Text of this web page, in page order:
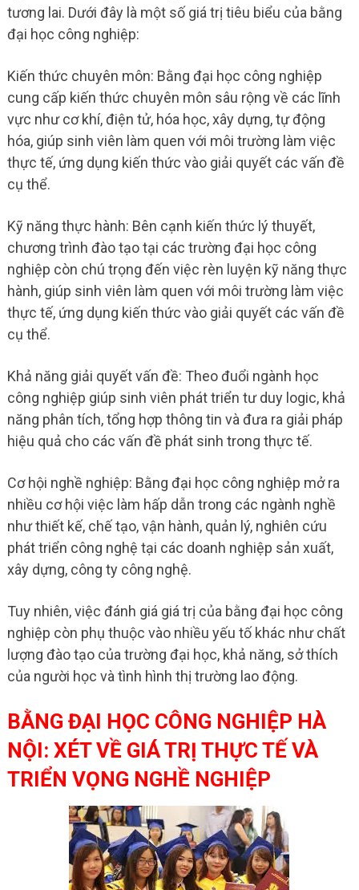
tương lai. Dưới đây là một số giá trị tiêu biểu của bằng
đại học công nghiệp:
Kiến thức chuyên môn: Bằng đại học công nghiệp
cung cấp kiến thức chuyên môn sâu rộng về các lĩnh
vực như cơ khí, điện tử, hóa học, xây dựng, tự động
hóa, giúp sinh viên làm quen với môi trường làm việc
thực tế, ứng dụng kiến thức vào giải quyết các vấn đề
cụ thể.
Kỹ năng thực hành: Bên cạnh kiến thức lý thuyết,
chương trình đào tạo tại các trường đại học công
nghiệp còn chú trọng đến việc rèn luyện kỹ năng thực
hành, giúp sinh viên làm quen với môi trường làm việc
thực tế, ứng dụng kiến thức vào giải quyết các vấn đề
cụ thể.
Khả năng giải quyết vấn đề: Theo đuổi ngành học
công nghiệp giúp sinh viên phát triển tư duy logic, khả
năng phân tích, tổng hợp thông tin và đưa ra giải pháp
hiệu quả cho các vấn đề phát sinh trong thực tế.
Cơ hội nghề nghiệp: Bằng đại học công nghiệp mở ra
nhiều cơ hội việc làm hấp dẫn trong các ngành nghề
như thiết kế, chế tạo, vận hành, quản lý, nghiên cứu
phát triển công nghệ tại các doanh nghiệp sản xuất,
xây dựng, công ty công nghệ.
Tuy nhiên, việc đánh giá giá trị của bằng đại học công
nghiệp còn phụ thuộc vào nhiều yếu tố khác như chất
lượng đào tạo của trường đại học, khả năng, sở thích
của người học và tình hình thị trường lao động.
BẰNG ĐẠI HỌC CÔNG NGHIỆP HÀ
NỘI: XÉT VỀ GIÁ TRỊ THỰC TẾ VÀ
TRIỂN VỌNG NGHỀ NGHIỆP